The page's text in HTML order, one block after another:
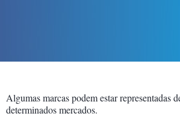
Algumas marcas podem estar representadas
determinados mercados.